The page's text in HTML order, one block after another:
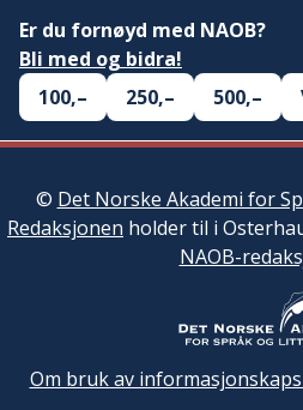
Er du fornøyd med NAOB?
Bli med og bidra!
100,–
250,– 500,–
© Det Norske Akademi for
Redaksjonen holder til i
NAOB-
Om bruk av